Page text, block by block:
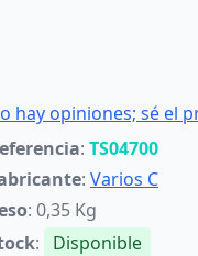
hay opiniones; sé el
: TS04700
: Varios C
: 0,35 Kg
: Disponible